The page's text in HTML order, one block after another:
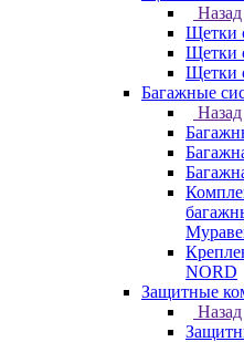
Назад
Щетки
Щетки
Щетки
Багажные
Назад
NORD
Защитные
Назад